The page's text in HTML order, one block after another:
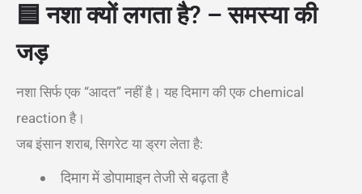
🟦नशा क्यों लगता है? – समस्या की
जड़
नशा सिर्फ एक “आदत” नहीं है। यह दिमाग की एक chemical
reaction है।
जब इंसान शराब, सिगरेट या ड्रग लेता है:
दिमाग में डोपामाइन तेजी से बढ़ता है